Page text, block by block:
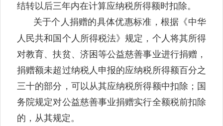
结转以后三年内在计算应纳税所得额时扣除。
关于个人捐赠的具体优惠标准，根据《中华
人民共和国个人所得税法》规定，个人将其所得
对教育、扶贫、济困等公益慈善事业进行捐赠，
捐赠额未超过纳税人申报的应纳税所得额百分之
三十的部分，可以从其应纳税所得额中扣除；国
务院规定对公益慈善事业捐赠实行全额税前扣除
的，从其规定。